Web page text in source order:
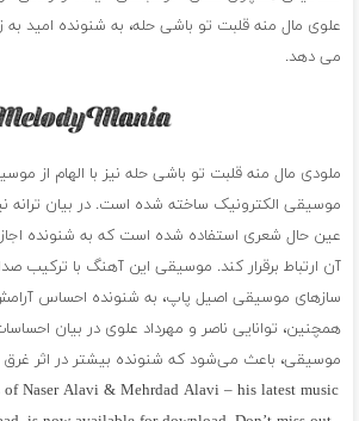
علوی مال منه قلبت تو باشی حله، به شنونده امید به
می دهد.
ملودی مال منه قلبت تو باشی حله نیز با الهام از
موسیقی الکترونیک ساخته شده است. در بیان ترانه
عین حال شعری استفاده شده است که به شنونده
آن ارتباط برقرار کند. موسیقی این آهنگ با ترکیب
سازهای موسیقی اصیل پاپ، به شنونده احساس
همچنین، توانایی ناصر و مهرداد علوی در بیان
موسیقی، باعث می‌شود که شنونده بیشتر در اثر غرق
Naser Alavi & Mehrdad Alavi – his latest music